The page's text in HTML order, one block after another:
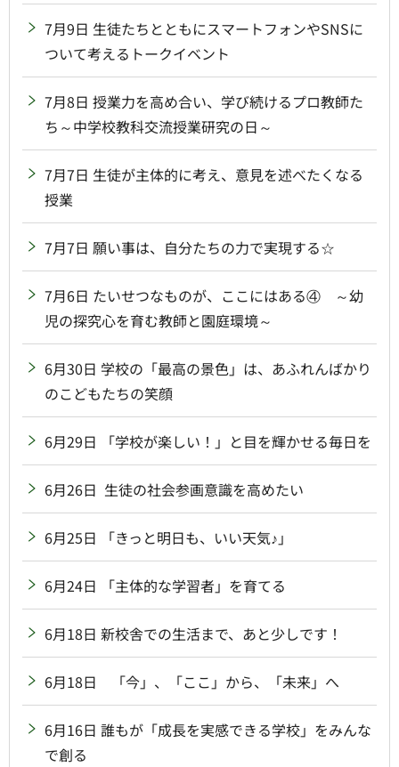
7月9日 生徒たちとともにスマートフォンやSNSに
ついて考えるトークイベント
7月8日 授業力を高め合い、学び続けるプロ教師た
ち～中学校教科交流授業研究の日～
7月7日 生徒が主体的に考え、意見を述べたくなる
授業
7月7日 願い事は、自分たちの力で実現する☆
7月6日 たいせつなものが、ここにはある④ ～幼
児の探究心を育む教師と園庭環境～
6月30日 学校の「最高の景色」は、あふれんばかり
のこどもたちの笑顔
6月29日 「学校が楽しい！」と目を輝かせる毎日を
6月26日 生徒の社会参画意識を高めたい
6月25日 「きっと明日も、いい天気♪」
6月24日 「主体的な学習者」を育てる
6月18日 新校舎での生活まで、あと少しです！
6月18日 「今」、「ここ」から、「未来」へ
6月16日 誰もが「成長を実感できる学校」をみんな
で創る